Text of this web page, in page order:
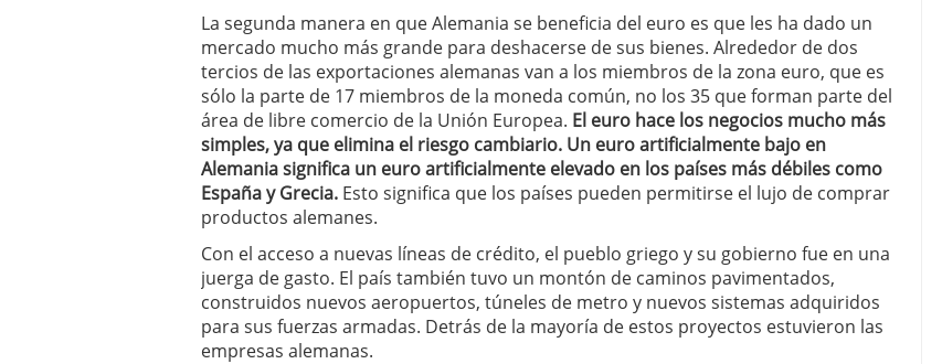
La segunda manera en que Alemania se beneficia del euro es que les ha dado un
mercado mucho más grande para deshacerse de sus bienes. Alrededor de dos
tercios de las exportaciones alemanas van a los miembros de la zona euro, que es
sólo la parte de 17 miembros de la moneda común, no los 35 que forman parte del
área de libre comercio de la Unión Europea. El euro hace los negocios mucho más
simples, ya que elimina el riesgo cambiario. Un euro artificialmente bajo en
Alemania significa un euro artificialmente elevado en los países más débiles como
España y Grecia. Esto significa que los países pueden permitirse el lujo de comprar
productos alemanes.
Con el acceso a nuevas líneas de crédito, el pueblo griego y su gobierno fue en una
juerga de gasto. El país también tuvo un montón de caminos pavimentados,
construidos nuevos aeropuertos, túneles de metro y nuevos sistemas adquiridos
para sus fuerzas armadas. Detrás de la mayoría de estos proyectos estuvieron las
empresas alemanas.